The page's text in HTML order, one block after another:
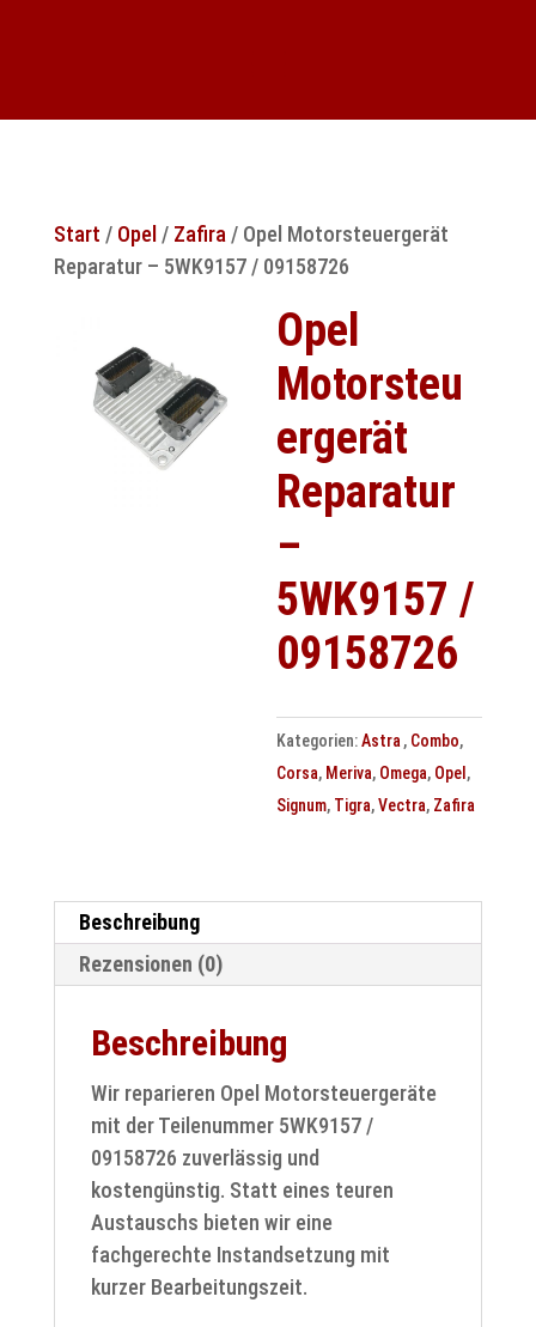
Start / Opel / Zafira / Opel Motorsteuergerät
Reparatur – 5WK9157 / 09158726
Opel
Motorsteu
ergerät
Reparatur
–
5WK9157 /
09158726
Kategorien:Astra , Combo,
Corsa, Meriva, Omega, Opel ,
Signum, Tigra,Vectra, Zafira
Beschreibung
Rezensionen (0)
Beschreibung
Wir reparieren Opel Motorsteuergeräte
mit der Teilenummer 5WK9157 /
09158726 zuverlässig und
kostengünstig. Statt eines teuren
Austauschs bieten wir eine
fachgerechte Instandsetzung mit
kurzer Bearbeitungszeit.